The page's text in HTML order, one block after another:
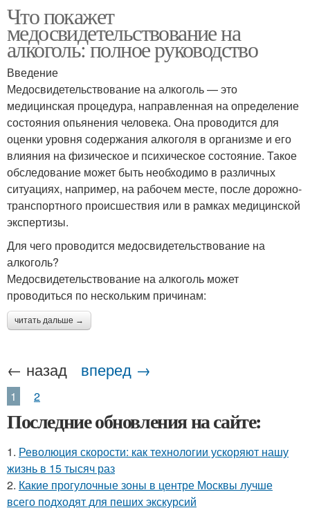
Что покажет
медосвидетельствование на
алкоголь: полное руководство
Введение
Медосвидетельствование на алкоголь — это
медицинская процедура, направленная на определение
состояния опьянения человека. Она проводится для
оценки уровня содержания алкоголя в организме и его
влияния на физическое и психическое состояние. Такое
обследование может быть необходимо в различных
ситуациях, например, на рабочем месте, после дорожно-
транспортного происшествия или в рамках медицинской
экспертизы.
Для чего проводится медосвидетельствование на
алкоголь?
Медосвидетельствование на алкоголь может
проводиться по нескольким причинам:
читать дальше →
← назад вперед →
1 2
Последние обновления на сайте:
1. Революция скорости: как технологии ускоряют нашу
жизнь в 15 тысяч раз
2. Какие прогулочные зоны в центре Москвы лучше
всего подходят для пеших экскурсий